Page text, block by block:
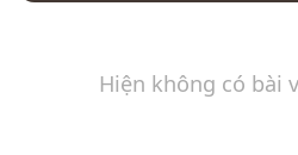
Hiện không có bài